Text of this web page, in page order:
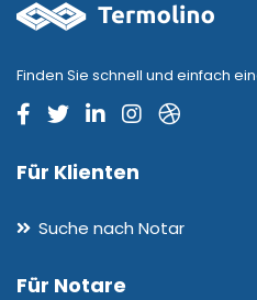
Finden Sie schnell und einfach
Für Klienten
Suche nach Notar
Für Notare